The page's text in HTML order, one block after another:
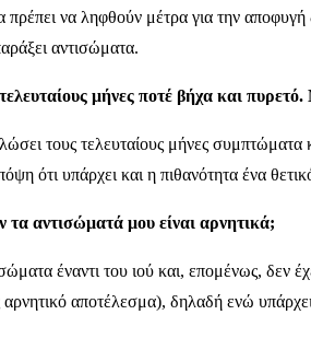
να ληφθούν μέτρα για την αποφυγή
αντισώματα.
τελευταίους μήνες ποτέ βήχα και
τους τελευταίους μήνες συμπτώματα
ότι υπάρχει και η πιθανότητα ένα
τα αντισώματά μου είναι αρνητικά;
έναντι του ιού και, επομένως, δεν
αποτέλεσμα), δηλαδή ενώ